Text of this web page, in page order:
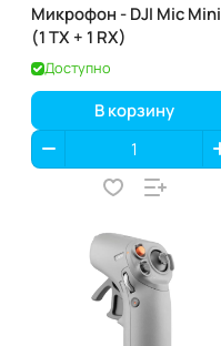
Микрофон - DJI Mic Mini
(1 TX + 1 RX)
Доступно
В корзину